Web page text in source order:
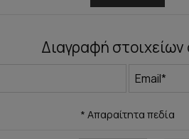
Διαγραφή στοιχείων
* Απαραίτητα πεδία